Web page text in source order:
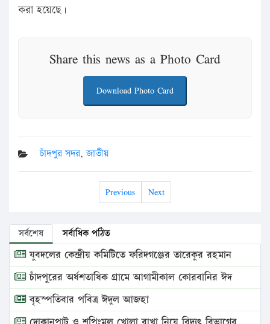
করা হয়েছে।
Share this news as a Photo Card
Download Photo Card
চাঁদপুর সদর,জাতীয়
Previous Next
সর্বশেষ সর্বাধিক পঠিত
যুবদলের কেন্দ্রীয় কমিটিতে ফরিদগঞ্জের তারেকুর রহমান
চাঁদপুরের অর্ধশতাধিক গ্রামে আগামীকাল কোরবানির ঈদ
বৃহস্পতিবার পবিত্র ঈদুল আজহা